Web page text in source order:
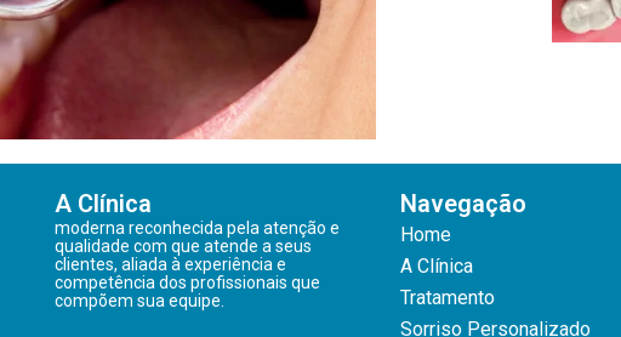
A Clínica
moderna reconhecida pela atenção e
qualidade com que atende a seus
clientes, aliada à experiência e
competência dos profissionais que
compõem sua equipe.
Navegação
Home
A Clínica
Tratamento
Sorriso Personalizado